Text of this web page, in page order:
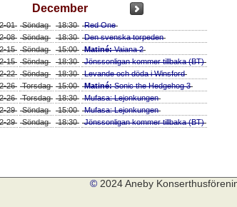
December
01 Söndag 18:30 Red One
08 Söndag 18:30 Den svenska torpeden
15 Söndag 15:00 Matiné:Vaiana 2
15 Söndag 18:30 Jönssonligan kommer tillbaka (BT)
22 Söndag 18:30 Levande och döda i Winsford
26 Torsdag 15:00 Matiné:Sonic the Hedgehog 3
26 Torsdag 18:30 Mufasa: Lejonkungen
29 Söndag 15:00 Mufasa: Lejonkungen
29 Söndag 18:30 Jönssonligan kommer tillbaka (BT)
© 2024 Aneby